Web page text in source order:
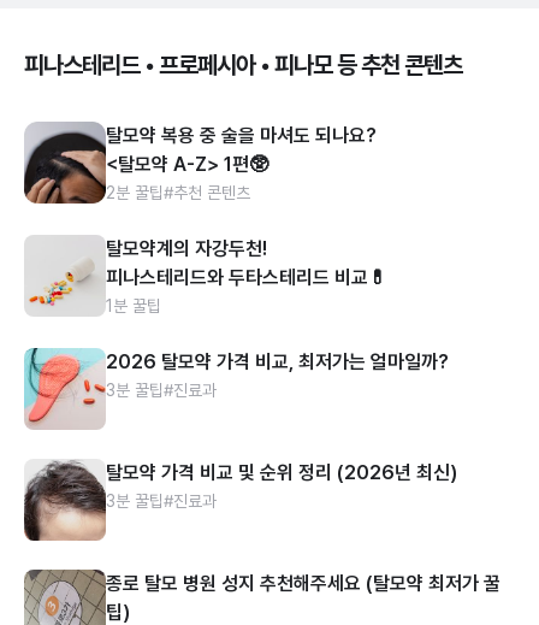
피나스테리드 • 프로페시아 • 피나모 등 추천 콘텐츠
탈모약 복용 중 술을 마셔도 되나요?
<탈모약 A-Z> 1편🥸
2분 꿀팁#추천 콘텐츠
탈모약계의 자강두천!
피나스테리드와 두타스테리드 비교💊
1분 꿀팁
2026 탈모약 가격 비교, 최저가는 얼마일까?
3분 꿀팁#진료과
탈모약 가격 비교 및 순위 정리 (2026년 최신)
3분 꿀팁#진료과
종로 탈모 병원 성지 추천해주세요 (탈모약 최저가 꿀
팁)